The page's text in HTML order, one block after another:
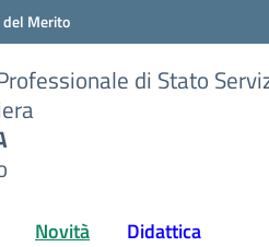
Merito
di Stato
Novità Didattica